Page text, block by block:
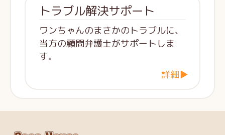
トラブル解決サポート
ワンちゃんのまさかのトラブルに、
当方の顧問弁護士がサポートしま
す。
詳細▶